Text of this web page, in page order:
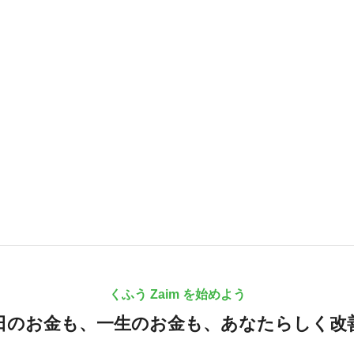
くふう Zaim を始めよう
のお金も、 一生のお金も、 あなたらしく改